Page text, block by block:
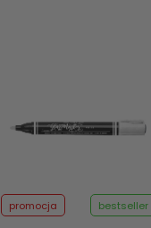
promocja bestseller